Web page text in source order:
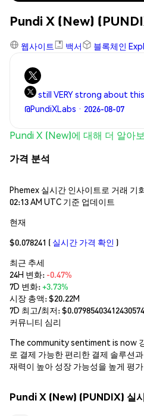
Pundi X (New)
웹사이트 백서 블록체인
still VERY strong about this
@PundiXLabs · 2026-08-07
Pundi X (New)에 대해 더 알아
가격 분석
Phemex 실시간 인사이트로 거래 기
02:13 AM UTC 기준 업데이트
현재
$0.078241 ( 실시간 가격 확인 )
최근 추세
24H 변화: -0.47%
7D 변화:+3.73%
시장 총액:$20.22M
7D 최고/최저: $0.07985403412430574
커뮤니티 심리
The community sentiment is now
로 결제 가능한 편리한 결제 솔루션
재력이 높아 성장 가능성을 높게 평
Pundi X (New) (PUNDIX) 실